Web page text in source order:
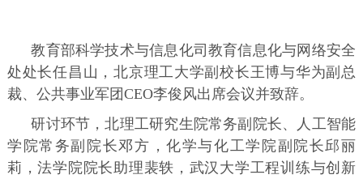
教育部科学技术与信息化司教育信息化与网络安全
处处长任昌山，北京理工大学副校长王博与华为副总
裁、公共事业军团CEO李俊风出席会议并致辞。
研讨环节，北理工研究生院常务副院长、人工智能
学院常务副院长邓方，化学与化工学院副院长邱丽
莉，法学院院长助理裴轶，武汉大学工程训练与创新